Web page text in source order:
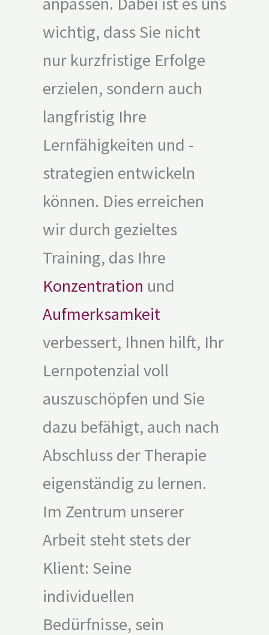
wichtig, dass Sie nicht
nur kurzfristige Erfolge
erzielen, sondern auch
langfristig Ihre
Lernfähigkeiten und -
strategien entwickeln
können. Dies erreichen
wir durch gezieltes
Training, das Ihre
Konzentration und
Aufmerksamkeit
verbessert, Ihnen hilft, Ihr
Lernpotenzial voll
auszuschöpfen und Sie
dazu befähigt, auch nach
Abschluss der Therapie
eigenständig zu lernen.
Im Zentrum unserer
Arbeit steht stets der
Klient: Seine
individuellen
Bedürfnisse, sein